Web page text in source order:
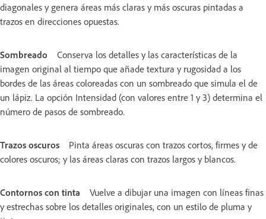
diagonales y genera áreas más claras y más oscuras pintadas a
trazos en direcciones opuestas.
Sombreado
Conserva los detalles y las características de la
imagen original al tiempo que añade textura y rugosidad a los
bordes de las áreas coloreadas con un sombreado que simula el de
un lápiz. La opción Intensidad (con valores entre 1 y 3) determina el
número de pasos de sombreado.
Trazos oscuros
Pinta áreas oscuras con trazos cortos, firmes y de
colores oscuros; y las áreas claras con trazos largos y blancos.
Contornos con tinta
Vuelve a dibujar una imagen con líneas finas
y estrechas sobre los detalles originales, con un estilo de pluma y